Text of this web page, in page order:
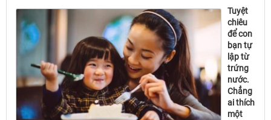
Tuyệt
chiêu
để con
bạn tự
lập từ
trứng
nước.
Chẳng
ai thích
một